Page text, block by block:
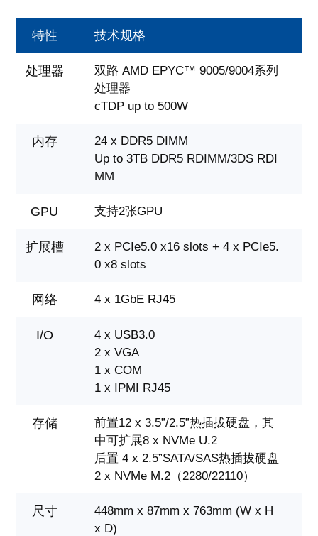
特性 技术规格
处理器
双路 AMD EPYC™ 9005/9004系列
处理器
cTDP up to 500W
内存
24 x DDR5 DIMM
Up to 3TB DDR5 RDIMM/3DS RDI
MM
GPU 支持2张GPU
扩展槽
2 x PCIe5.0 x16 slots + 4 x PCIe5.
0 x8 slots
网络 4 x 1GbE RJ45
I/O
4 x USB3.0
2 x VGA
1 x COM
1 x IPMI RJ45
存储
前置12 x 3.5”/2.5”热插拔硬盘，其
中可扩展8 x NVMe U.2
后置 4 x 2.5”SATA/SAS热插拔硬盘
2 x NVMe M.2（2280/22110）
尺寸
448mm x 87mm x 763mm (W x H
x D)